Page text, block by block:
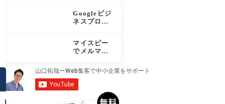
サービスと
設定手順を
く解説
Googleビジ
ネスプロフ
増やす！効
果・種類・
解説
マイスピー
でメルマガ
るなら必
読！認定パ
ートナーが
機能と運用
を徹底解説